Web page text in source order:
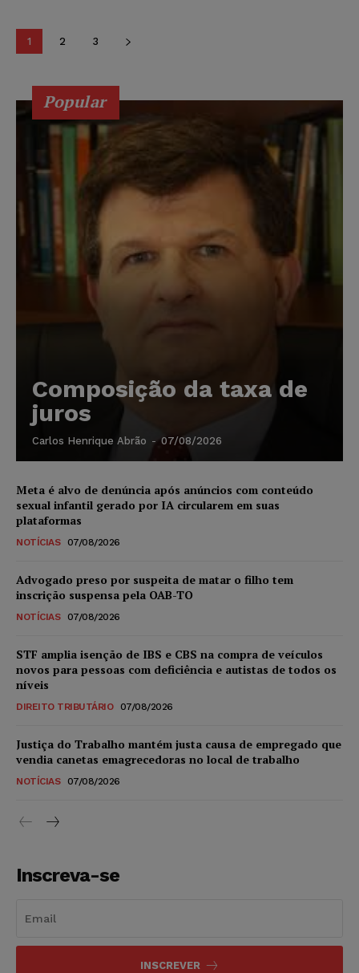
1 2 3
Popular
Composição da taxa de
juros
Carlos Henrique Abrão - 07/08/2026
Meta é alvo de denúncia após anúncios com conteúdo
sexual infantil gerado por IA circularem em suas
plataformas
NOTÍCIAS 07/08/2026
Advogado preso por suspeita de matar o filho tem
inscrição suspensa pela OAB-TO
NOTÍCIAS 07/08/2026
STF amplia isenção de IBS e CBS na compra de veículos
novos para pessoas com deficiência e autistas de todos os
níveis
DIREITO TRIBUTÁRIO 07/08/2026
Justiça do Trabalho mantém justa causa de empregado que
vendia canetas emagrecedoras no local de trabalho
NOTÍCIAS 07/08/2026
Inscreva-se
INSCREVER